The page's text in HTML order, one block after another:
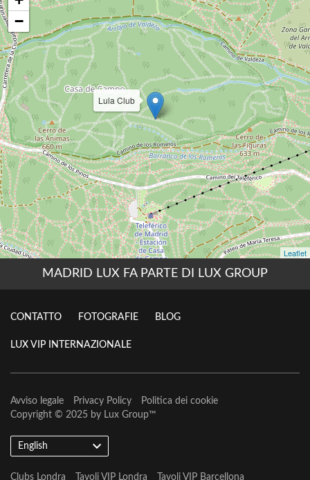
MADRID LUX FA PARTE DI LUX GROUP
CONTATTO FOTOGRAFIE BLOG
LUX VIP INTERNAZIONALE
Avviso legale Privacy Policy
Politica dei cookie
Copyright © 2025 by Lux Group™
English
Clubs Londra Tavoli VIP Londra Tavoli VIP Barcellona